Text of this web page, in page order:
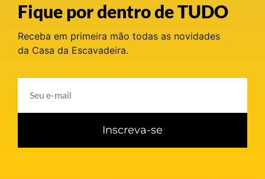
Fique por dentro de TUDO
Receba em primeira mão todas as novidades
da Casa da Escavadeira.
Inscreva-se